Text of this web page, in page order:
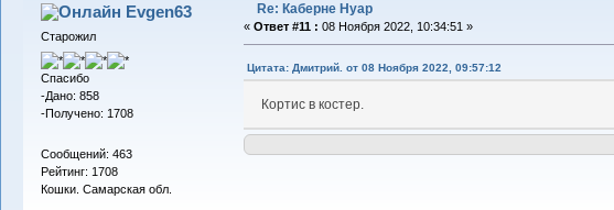
Evgen63
Старожил
Спасибо
-Дано: 858
-Получено: 1708
Сообщений: 463
Рейтинг: 1708
Кошки. Самарская обл.
Re: Каберне Нуар
« Ответ #11 : 08 Ноября 2022, 10:34:51 »
Цитата: Дмитрий. от 08 Ноября 2022, 09:57:12
Кортис в костер.